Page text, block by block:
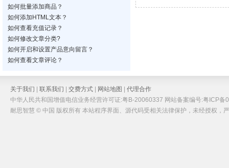
如何批量添加商品？
如何添加HTML文本？
如何查看充值记录？
如何修改文章分类?
如何开启和设置产品意向留言？
如何查看文章评论？
关于我们 联系我们 交费方式 网站地图
代理合作
中华人民共和国增值电信业务经营许可证:粤B-20060337 网站备案编号:粤ICP备
耐思智慧 © 中国 版权所有 本站程序界面、源代码受相关法律保护，未经授权，